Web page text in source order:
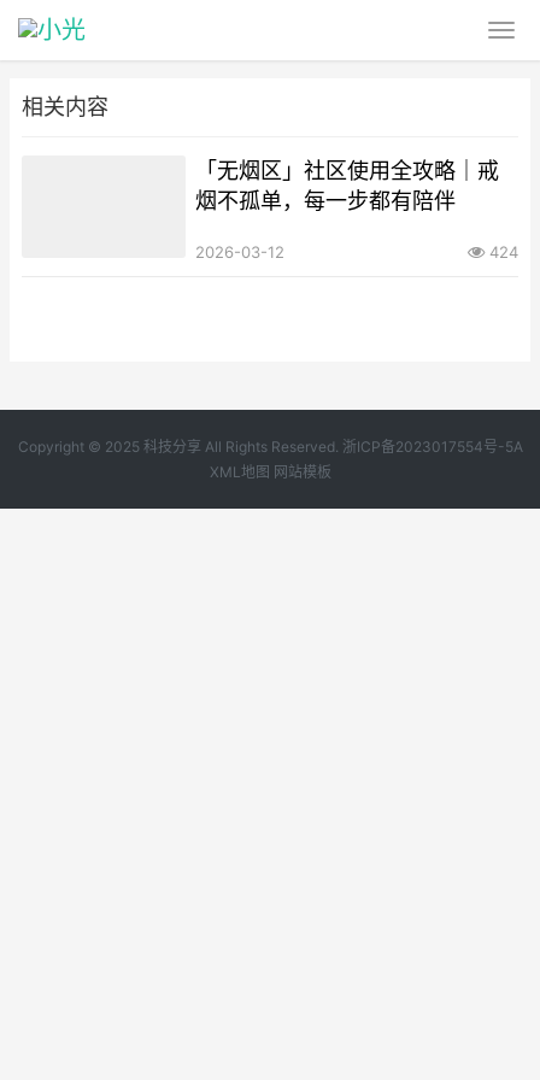
相关内容
「无烟区」社区使用全攻略｜戒
烟不孤单，每一步都有陪伴
2026-03-12 424
Copyright © 2025 科技分享 All Rights Reserved. 浙ICP备2023017554号-5A
XML地图 网站模板